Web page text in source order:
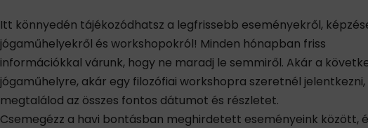
Itt könnyedén tájékozódhatsz a legfrissebb eseményekről,
jógaműhelyekről és workshopokról! Minden hónapban friss
információkkal várunk, hogy ne maradj le semmiről. Akár a
jógaműhelyre, akár egy filozófiai workshopra szeretnél
megtalálod az összes fontos dátumot és részletet.
Csemegézz a havi bontásban meghirdetett eseményeink között,